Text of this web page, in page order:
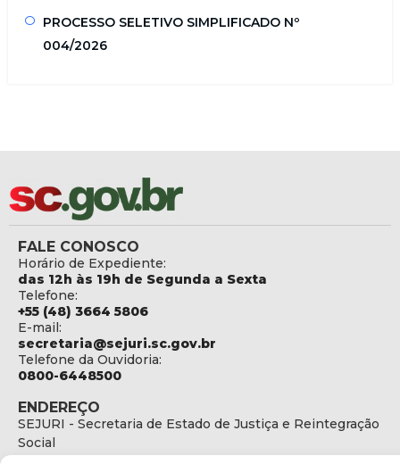
PROCESSO SELETIVO SIMPLIFICADO Nº
004/2026
FALE CONOSCO
Horário de Expediente:
das 12h às 19h de Segunda a Sexta
Telefone:
+55 (48) 3664 5806
E-mail:
secretaria@sejuri.sc.gov.br
Telefone da Ouvidoria:
0800-6448500
ENDEREÇO
SEJURI - Secretaria de Estado de Justiça e Reintegração
Social